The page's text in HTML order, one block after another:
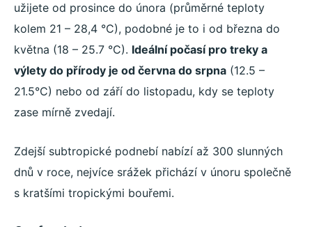
užijete od prosince do února (průměrné teploty
kolem 21 – 28,4 °C), podobné je to i od března do
května (18 – 25.7 °C). Ideální počasí pro treky a
výlety do přírody je od června do srpna (12.5 –
21.5°C) nebo od září do listopadu, kdy se teploty
zase mírně zvedají.
Zdejší subtropické podnebí nabízí až 300 slunných
dnů v roce, nejvíce srážek přichází v únoru společně
s kratšími tropickými bouřemi.